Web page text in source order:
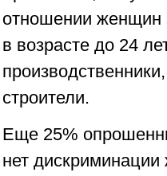
отношении женщин
в возрасте до 24
строители.
Еще 25%
нет